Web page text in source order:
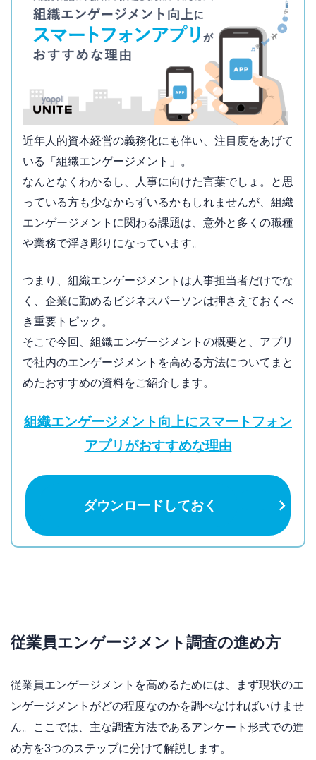
近年人的資本経営の義務化にも伴い、注目度をあげて
いる「組織エンゲージメント」。
なんとなくわかるし、人事に向けた言葉でしょ。と思
っている方も少なからずいるかもしれませんが、組織
エンゲージメントに関わる課題は、意外と多くの職種
や業務で浮き彫りになっています。
つまり、組織エンゲージメントは人事担当者だけでな
く、企業に勤めるビジネスパーソンは押さえておくべ
き重要トピック。
そこで今回、組織エンゲージメントの概要と、アプリ
で社内のエンゲージ メントを高める方法についてまと
めたおすすめの資料をご紹介しま す。
組織エンゲージメント向上にスマートフォン
アプリがおすすめな理由
ダウンロードしておく
従業員エンゲージメント調査の進め方
従業員エンゲージメントを高めるためには、まず現状のエ
ンゲージメントがどの程度なのかを調べなければいけませ
ん。ここでは、主な調査方法であるアンケート形式での進
め方を3つのステップに分けて解説します。